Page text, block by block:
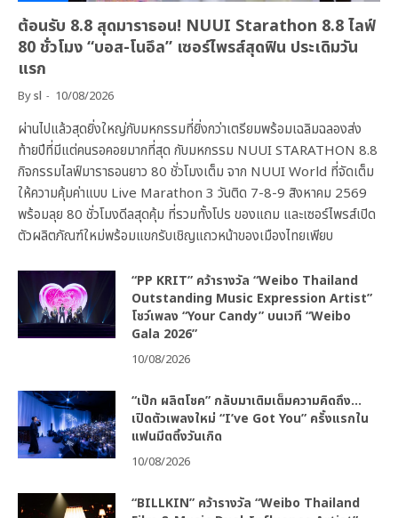
ต้อนรับ 8.8 สุดมาราธอน! NUUI Starathon 8.8 ไลฟ์
80 ชั่วโมง “บอส-โนอึล” เซอร์ไพรส์สุดฟิน ประเดิมวัน
แรก
Bysl 10/08/2026
ผ่านไปแล้วสุดยิ่งใหญ่กับมหกรรมที่ยิ่งกว่าเตรียมพร้อมเฉลิมฉลองส่ง
ท้ายปีที่มีแต่คนรอคอยมากที่สุด กับมหกรรม NUUI STARATHON 8.8
กิจกรรมไลฟ์มาราธอนยาว 80 ชั่วโมงเต็ม จาก NUUI World ที่จัดเต็ม
ให้ความคุ้มค่าแบบ Live Marathon 3 วันติด 7-8-9 สิงหาคม 2569
พร้อมลุย 80 ชั่วโมงดีลสุดคุ้ม ที่รวมทั้งโปร ของแถม และเซอร์ไพรส์เปิด
ตัวผลิตภัณฑ์ใหม่พร้อมแขกรับเชิญแถวหน้าของเมืองไทยเพียบ
“PP KRIT” คว้ารางวัล “Weibo Thailand
Outstanding Music Expression Artist”
โชว์เพลง “Your Candy” บนเวที “Weibo
Gala 2026”
10/08/2026
“เป๊ก ผลิตโชค” กลับมาเติมเต็มความคิดถึง…
เปิดตัวเพลงใหม่ “I’ve Got You” ครั้งแรกใน
แฟนมีตติ้งวันเกิด
10/08/2026
“BILLKIN” คว้ารางวัล “Weibo Thailand